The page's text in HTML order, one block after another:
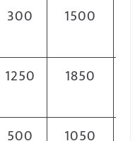
300 1500
1250 1850